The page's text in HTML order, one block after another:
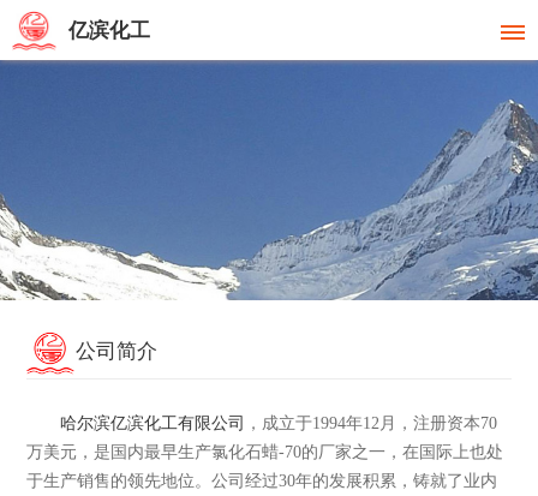
亿滨化工
公司简介
哈尔滨亿滨化工有限公司
，成立于1994年12月，注册资本70
万美元，是国内最早生产氯化石蜡-70的厂家之一，在国际上也处
于生产销售的领先地位。公司经过30年的发展积累，铸就了业内